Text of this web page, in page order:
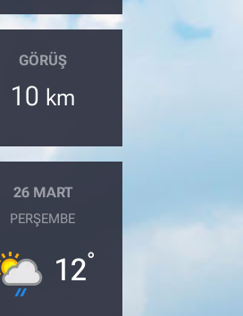
GÖRÜŞ
10 km
26 MART
PERŞEMBE
12°